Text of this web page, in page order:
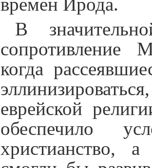
В
сопротивление
когда
еврейской
обеспечило
христианство,